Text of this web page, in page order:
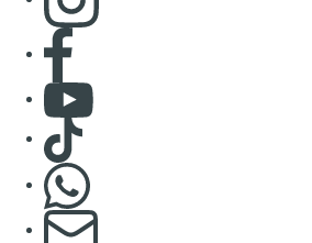
Consulter page Facebook
Consulter Youtube
Consulter TikTok
S'abonner à notre newsletter